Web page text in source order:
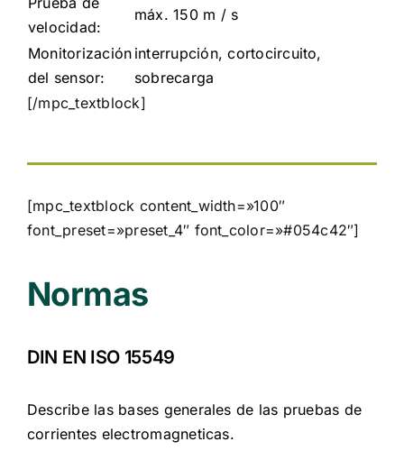
velocidad:
máx. 150 m / s
Monitorización
del sensor:
interrupción, cortocircuito,
sobrecarga
[/mpc_textblock]
[mpc_textblock content_width=»100″
font_preset=»preset_4″ font_color=»#054c42″]
Normas
DIN EN ISO 15549
Describe las bases generales de las pruebas de
corrientes electromagneticas.